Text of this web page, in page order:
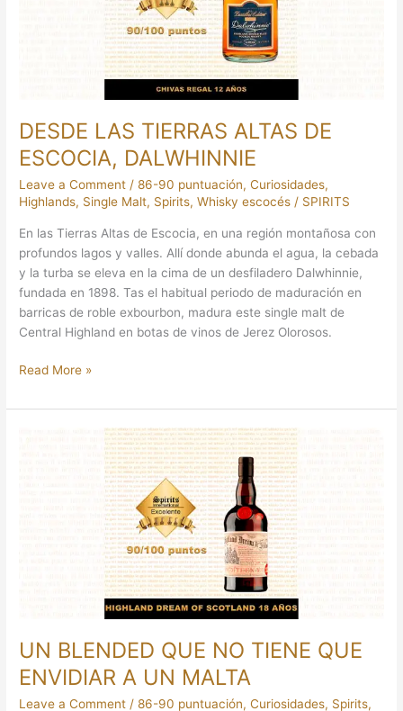
DESDE LAS TIERRAS ALTAS DE
ESCOCIA, DALWHINNIE
Leave a Comment /86-90 puntuación,Curiosidades,
Highlands, Single Malt, Spirits,Whisky escocés / SPIRITS
En las Tierras Altas de Escocia, en una región montañosa con
profundos lagos y valles. Allí donde abunda el agua, la cebada
y la turba se eleva en la cima de un desfiladero Dalwhinnie,
fundada en 1898. Tas el habitual periodo de maduración en
barricas de roble exbourbon, madura este single malt de
Central Highland en botas de vinos de Jerez Olorosos.
Read More »
UN BLENDED QUE NO TIENE QUE
ENVIDIAR A UN MALTA
Leave a Comment /86-90 puntuación,Curiosidades, Spirits,